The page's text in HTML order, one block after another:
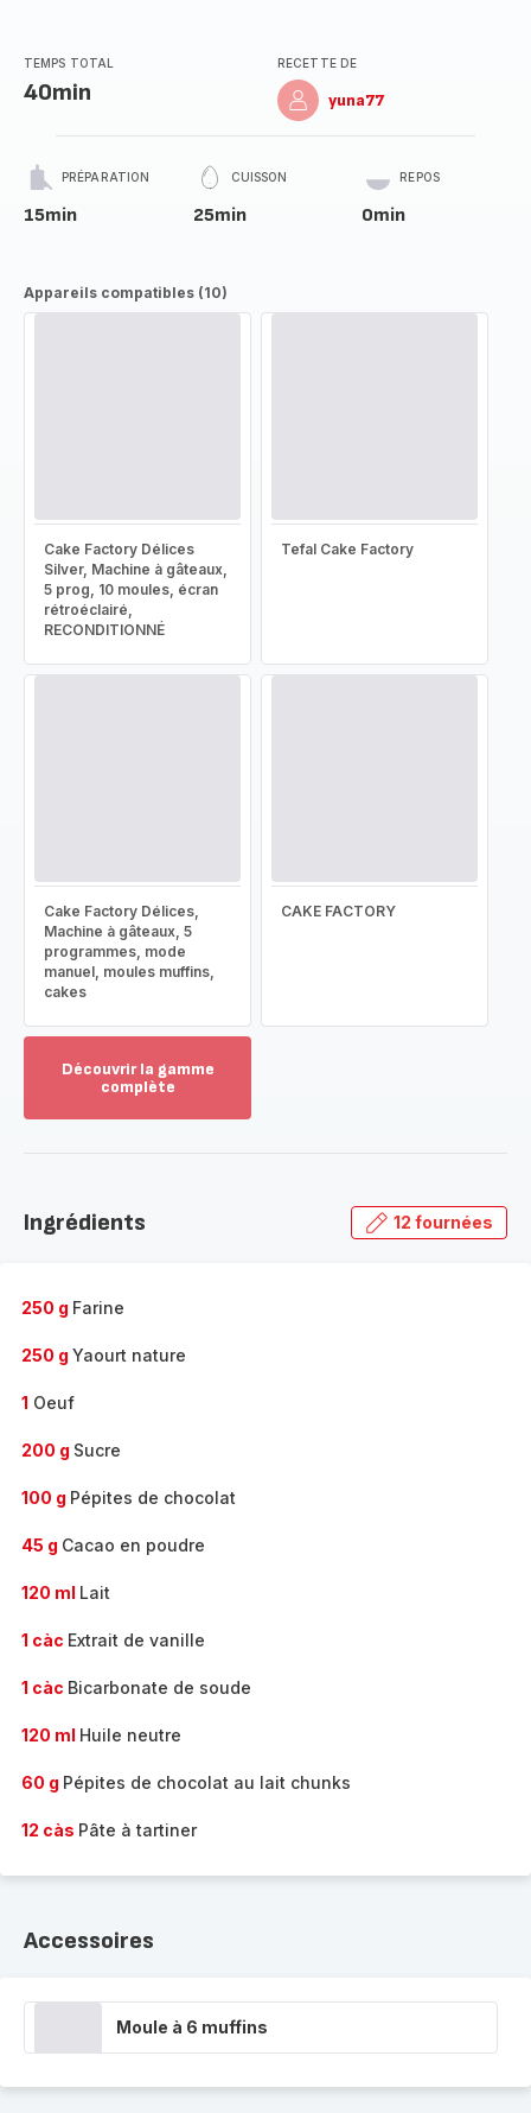
TEMPS TOTAL
40min
RECETTE DE
yuna77
PRÉPARATION
15min
CUISSON
25min
REPOS
0min
Appareils compatibles (10)
Cake Factory Délices
Silver, Machine à gâteaux,
5 prog, 10 moules, écran
rétroéclairé,
RECONDITIONNÉ
Tefal Cake Factory
Cake Factory Délices,
Machine à gâteaux, 5
programmes, mode
manuel, moules muffins,
cakes
CAKE FACTORY
Découvrir la gamme
complète
gamme
Ingrédients 12 fournées
250 g Farine
250 g Yaourt nature
1 Oeuf
200 g Sucre
100 g Pépites de chocolat
45 g Cacao en poudre
120 ml Lait
1 càc Extrait de vanille
1 càc Bicarbonate de soude
120 ml Huile neutre
60 g Pépites de chocolat au lait chunks
12 càs Pâte à tartiner
Accessoires
Moule à 6 muffins